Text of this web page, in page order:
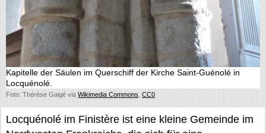
Kapitelle der Säulen im Querschiff der Kirche Saint-Guénolé in
Locquénolé.
Foto: Thérèse Gaigé via Wikimedia Commons CC0
Locquénolé im Finistère ist eine kleine Gemeinde im